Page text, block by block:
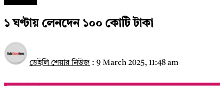
১ ঘণ্টায় লেনদেন ১০০ কোটি টাকা
ডেইলি শেয়ার নিউজ : 9 March 2025, 11:48 am